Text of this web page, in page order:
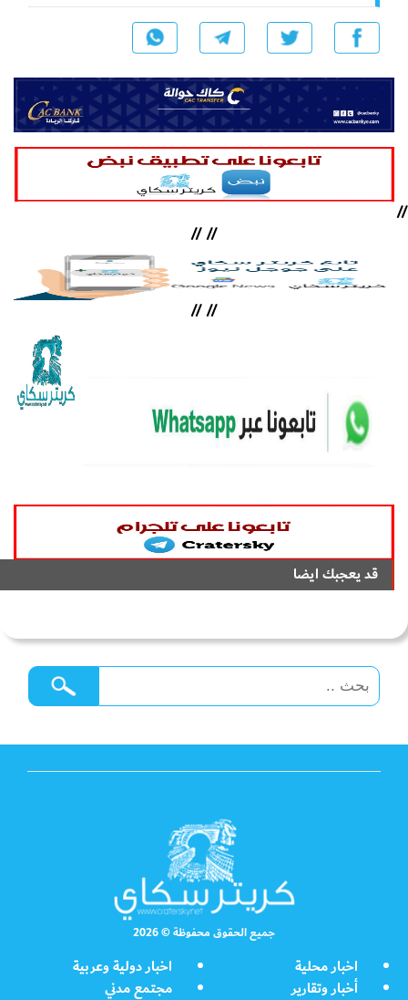
//
//
//
//
//
قد يعجبك ايضا
جميع الحقوق محفوظة © 2026
اخبار محلية
اخبار دولية وعربية
أخبار وتقارير
مجتمع مدني